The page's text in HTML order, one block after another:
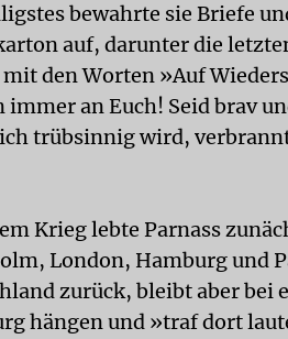
bewahrte sie Briefe
auf, darunter die
den Worten »Auf
immer an Euch! Seid brav
trübsinnig wird,
Krieg lebte Parnass
London, Hamburg und
zurück, bleibt aber bei
hängen und »traf dort